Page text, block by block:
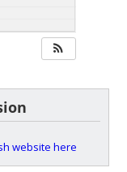
website here